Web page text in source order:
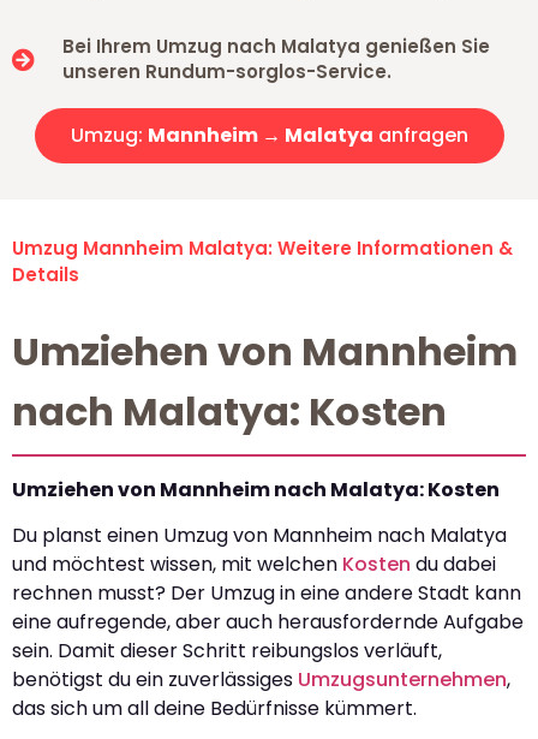
Bei Ihrem Umzug nach Malatya genießen Sie
unseren Rundum-sorglos-Service.
Umzug: Mannheim → Malatya anfragen
Umzug Mannheim Malatya: Weitere Informationen &
Details
Umziehen von Mannheim
nach Malatya: Kosten
Umziehen von Mannheim nach Malatya: Kosten
Du planst einen Umzug von Mannheim nach Malatya
und möchtest wissen, mit welchen Kosten du dabei
rechnen musst? Der Umzug in eine andere Stadt kann
eine aufregende, aber auch herausfordernde Aufgabe
sein. Damit dieser Schritt reibungslos verläuft,
benötigst du ein zuverlässiges Umzugsunternehmen,
das sich um all deine Bedürfnisse kümmert.